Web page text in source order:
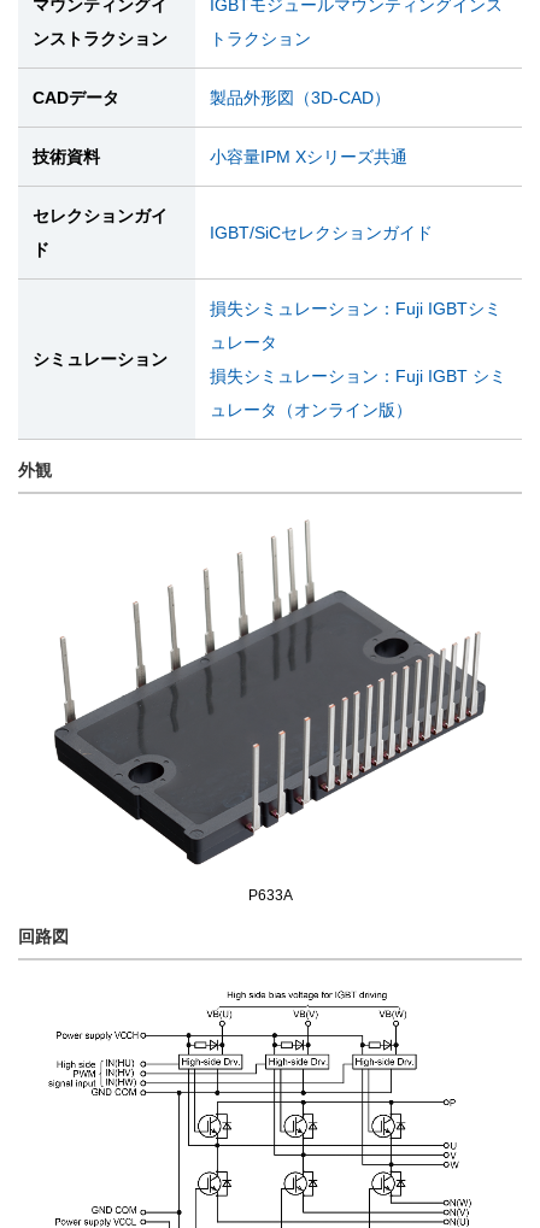
マウンティングイ
ンストラクション
IGBTモジュールマウンティングインス
トラクション
CADデータ 製品外形図（3D-CAD）
技術資料 小容量IPM Xシリーズ共通
セレクションガイ
ド
IGBT/SiCセレクションガイド
シミュレーション
損失シミュレーション：Fuji IGBTシミ
ュレータ
損失シミュレーション：Fuji IGBT シミ
ュレータ（オンライン版）
外観
P633A
回路図